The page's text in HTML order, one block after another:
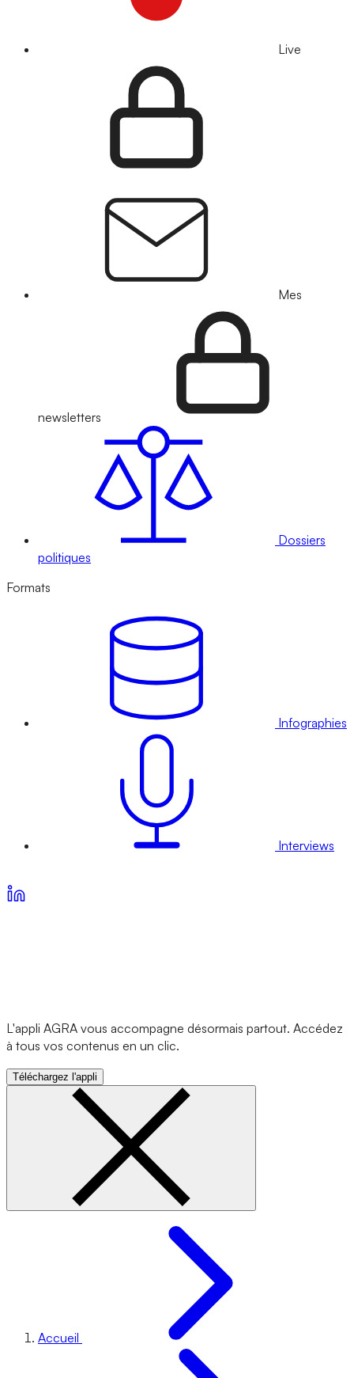
Live
Mes
newsletters
Dossiers
politiques
Formats
Infographies
Interviews
L'appli AGRA vous accompagne désormais partout. Accédez
à tous vos contenus en un clic.
Téléchargez l'appli
Accueil